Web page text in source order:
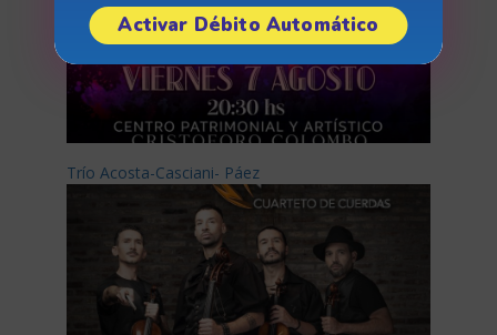
Trío Acosta-Casciani- Páez
Activar Débito Automático